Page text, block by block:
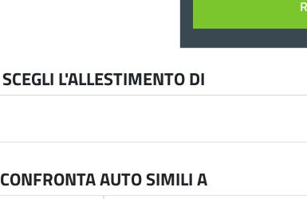
SCEGLI L'ALLESTIMENTO DI
CONFRONTA AUTO SIMILI A